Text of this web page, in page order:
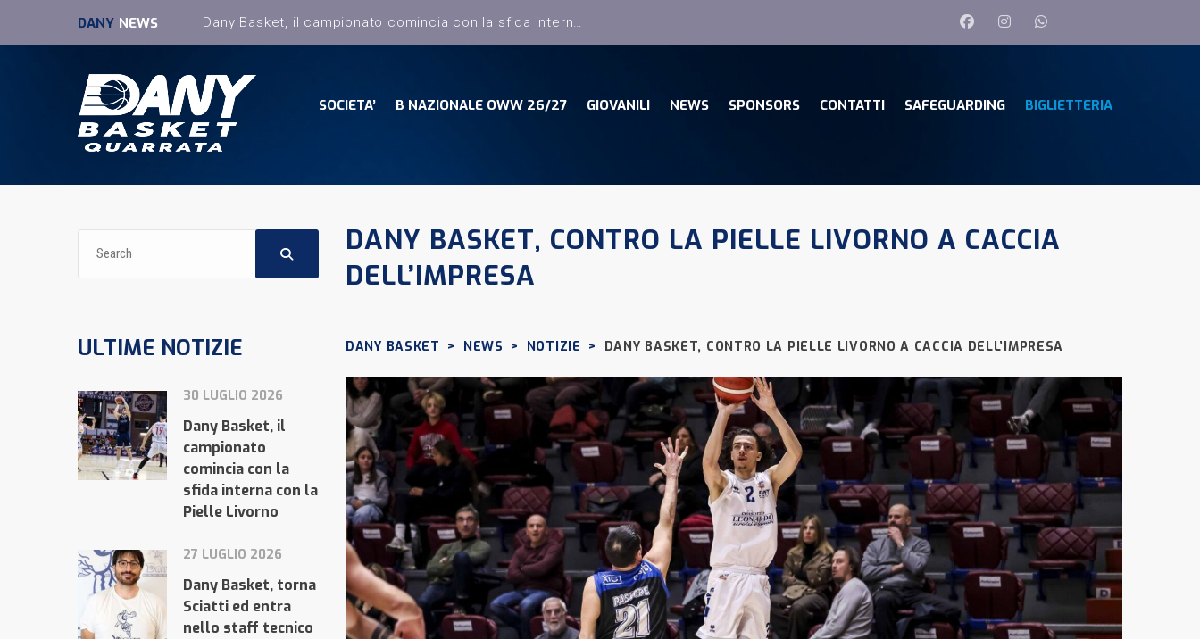
DANY NEWS
SOCIETA’ B NAZIONALE OWW 26/27 GIOVANILI NEWS SPONSORS CONTATTI SAFEGUARDING BIGLIETTERIA
DANY BASKET, CONTRO LA PIELLE LIVORNO A CACCIA
DELL’IMPRESA
DANY BASKET > NEWS > NOTIZIE > DANY BASKET, CONTRO LA PIELLE LIVORNO A CACCIA DELL’IMPRESA
ULTIME NOTIZIE
30 LUGLIO 2026
Dany Basket, il
campionato
comincia con la
sfida interna con la
Pielle Livorno
27 LUGLIO 2026
Dany Basket, torna
Sciatti ed entra
nello staff tecnico